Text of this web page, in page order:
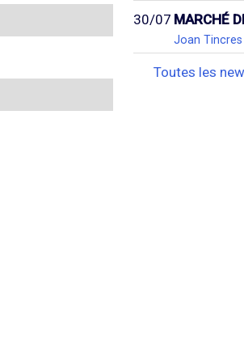
30/07 MARCHÉ
Joan Tincres
Toutes les